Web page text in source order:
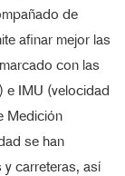
de
afinar mejor las
con las
IMU (velocidad
Medición
se han
carreteras, así